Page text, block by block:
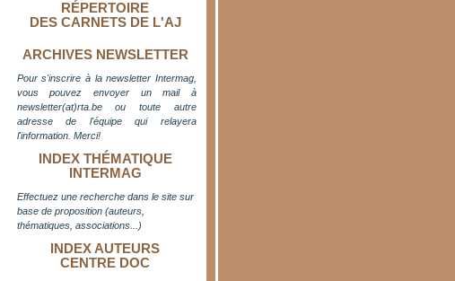
RÉPERTOIRE
DES CARNETS DE L'AJ
ARCHIVES NEWSLETTER
Pour s'inscrire à la newsletter Intermag,
vous pouvez envoyer un mail à
newsletter(at)rta.beou toute autre
adresse de l'équipe qui relayera
l'information. Merci!
INDEX THÉMATIQUE
INTERMAG
Effectuez une recherche dans le site sur
base de proposition (auteurs,
thématiques, associations...)
INDEX AUTEURS
CENTRE DOC